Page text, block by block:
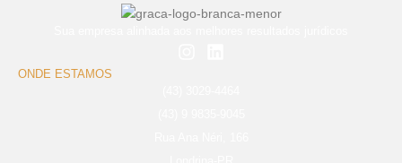
ONDE ESTAMOS